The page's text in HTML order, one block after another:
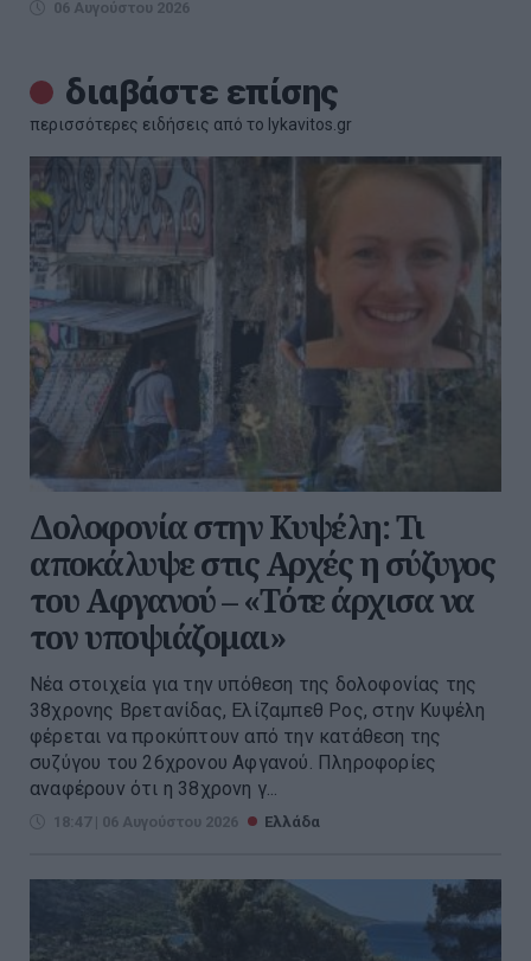
06 Αυγούστου 2026
διαβάστε επίσης
περισσότερες ειδήσεις από το lykavitos.gr
Δολοφονία στην Κυψέλη: Τι
αποκάλυψε στις Αρχές η σύζυγος
του Αφγανού – «Τότε άρχισα να
τον υποψιάζομαι»
Νέα στοιχεία για την υπόθεση της δολοφονίας της
38χρονης Βρετανίδας, Ελίζαμπεθ Ρος, στην Κυψέλη
φέρεται να προκύπτουν από την κατάθεση της
συζύγου του 26χρονου Αφγανού. Πληροφορίες
αναφέρουν ότι η 38χρονη γ...
18:47 | 06 Αυγούστου 2026 Ελλάδα